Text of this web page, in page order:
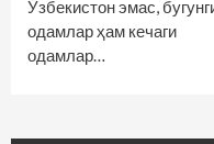
Ўзбекистон эмас,
одамлар ҳам кечаги
одамлар…